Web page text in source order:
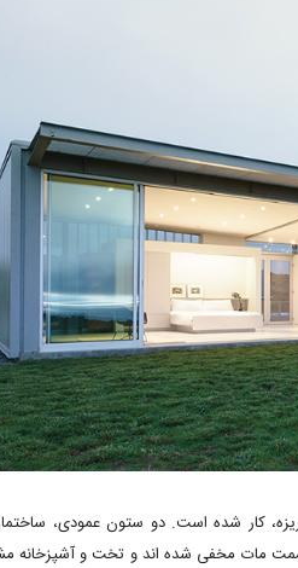
کار شده است. دو ستون عمودی،
مات مخفی شده اند و تخت و آشپزخانه